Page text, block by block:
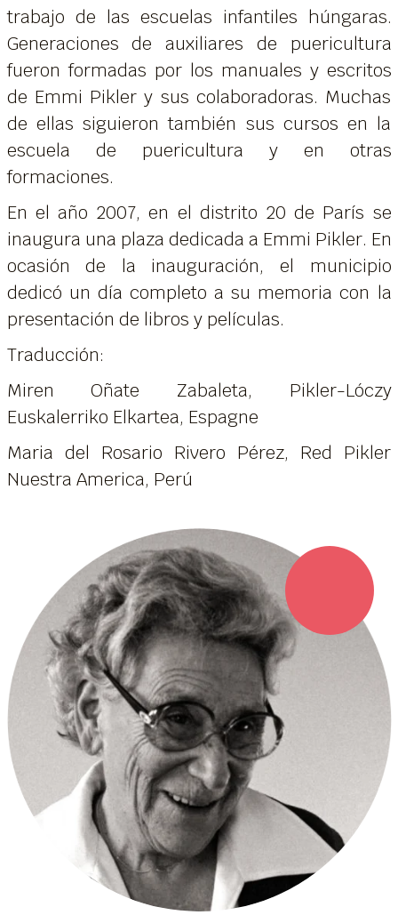
trabajo de las escuelas infantiles húngaras.
Generaciones de auxiliares de puericultura
fueron formadas por los manuales y escritos
de Emmi Pikler y sus colaboradoras. Muchas
de ellas siguieron también sus cursos en la
escuela de puericultura y en otras
formaciones.
En el año 2007, en el distrito 20 de París se
inaugura una plaza dedicada a Emmi Pikler. En
ocasión de la inauguración, el municipio
dedicó un día completo a su memoria con la
presentación de libros y películas.
Traducción:
Miren Oñate Zabaleta, Pikler-Lóczy
Euskalerriko Elkartea, Espagne
Maria del Rosario Rivero Pérez, Red Pikler
Nuestra America, Perú